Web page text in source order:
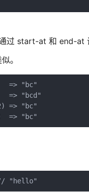
过 start-at 和 end-at
。
=> "bc"
=> "bcd"
=> "bc"
=> "bc"
// "hello"